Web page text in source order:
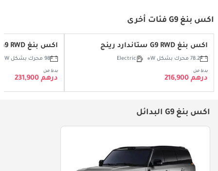
اكس بنغ G9 فئات أخرى
اكس بنغ G9 RWD ستاندارد رينج
78.2 محرك بشكل W Electric
بدءا من
درهم 216,900
اكس بنغ G9 RWD لونغ رينج
98 محرك بشكل W
بدءا من
درهم 231,900
اكس بنغ G9 البدائل